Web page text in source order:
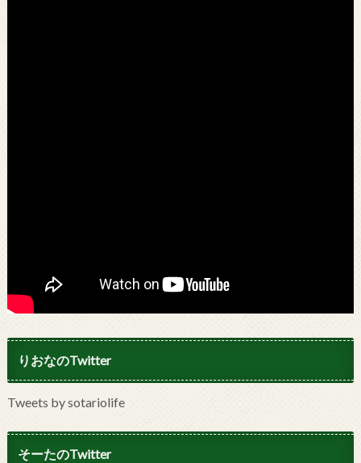
りおなのTwitter
Tweets by sotariolife
そーたのTwitter